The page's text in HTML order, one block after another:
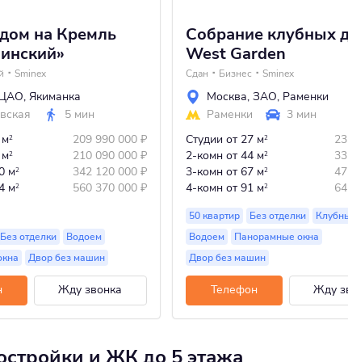
на Кремль
Sminex
, Якиманка
5 мин
м2 209 990 000 ₽
м2 210 090 000 ₽
м2 342 120 000 ₽
м2 560 370 000 ₽
Без отделки
Водоем
Двор без машин
Жду звонка
Собрание клубных
West Garden
Сдан Бизнес Sminex
Москва, ЗАО, Раменки
Раменки
3 мин
Студии от 27 м2
2-комн от 44 м2
3-комн от 67 м2
4-комн от 91 м2
50 квартир Без отделки
Водоем
Панорамные окна
Двор без машин
Телефон Жду